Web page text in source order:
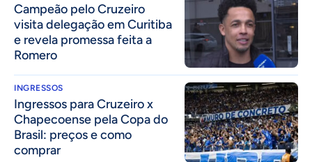
Campeão pelo Cruzeiro
visita delegação em Curitiba
e revela promessa feita a
Romero
INGRESSOS
Ingressos para Cruzeiro x
Chapecoense pela Copa do
Brasil: preços e como
comprar